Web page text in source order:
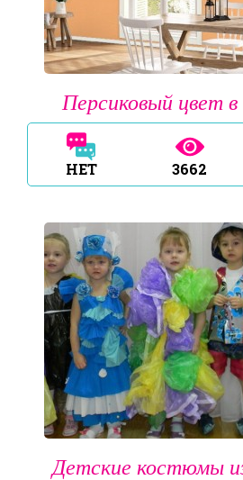
Персиковый цвет
НЕТ 3662
Детские костюмы